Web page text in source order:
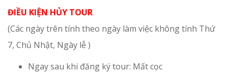
ĐIỀU KIỆN HỦY TOUR
(Các ngày trên tính theo ngày làm việc không tính Thứ
7, Chủ Nhật, Ngày lễ )
Ngay sau khi đăng ký tour: Mất cọc